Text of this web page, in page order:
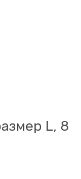
L, 8